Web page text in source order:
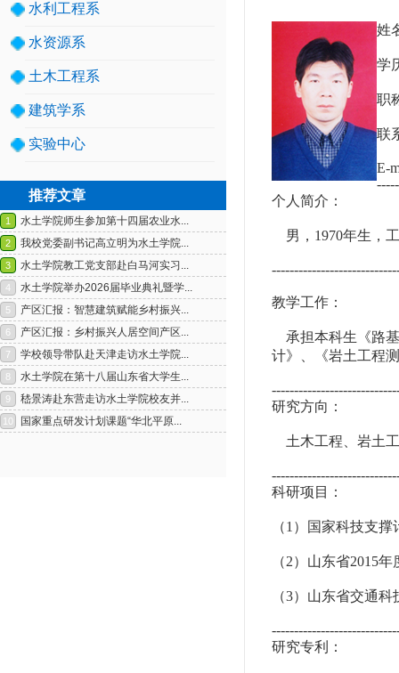
1
水利工程系
水资源系
土木工程系
建筑学系
实验中心
推荐文章
姓
学
职
联
E-
个人简介：
男， 1970年生，
教学工作：
承担本科生《路
计》、《岩土工程
研究方向：
土木工程、岩土
科研项目：
（1 ）国家科技支撑
（2）山东省2015年
（3）山东省交通科
研究专利：